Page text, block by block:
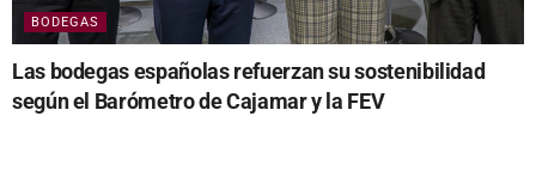
BODEGAS
Las bodegas españolas refuerzan su sostenibilidad
según el Barómetro de Cajamar y la FEV